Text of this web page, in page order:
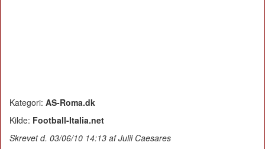
Kategori: AS-Roma.dk
Kilde: Football-Italia.net
Skrevet d. 03/06/10 14:13 af Julii Caesares